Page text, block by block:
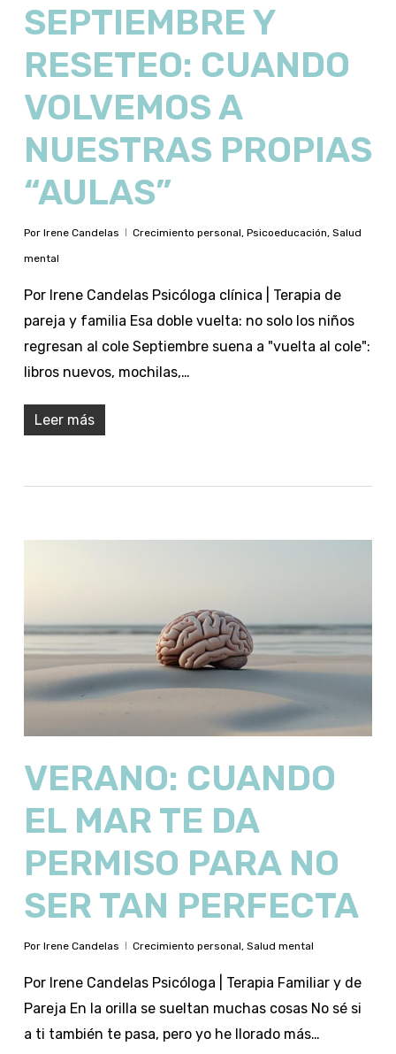
SEPTIEMBRE Y
RESETEO: CUANDO
VOLVEMOS A
NUESTRAS PROPIAS
“AULAS”
Por Irene Candelas Crecimiento personal, Psicoeducación, Salud
mental
Por Irene Candelas Psicóloga clínica | Terapia de
pareja y familia Esa doble vuelta: no solo los niños
regresan al cole Septiembre suena a "vuelta al cole":
libros nuevos, mochilas,…
Leer más
VERANO: CUANDO
EL MAR TE DA
PERMISO PARA NO
SER TAN PERFECTA
Por Irene Candelas Crecimiento personal, Salud mental
Por Irene Candelas Psicóloga | Terapia Familiar y de
Pareja En la orilla se sueltan muchas cosas No sé si
a ti también te pasa, pero yo he llorado más…